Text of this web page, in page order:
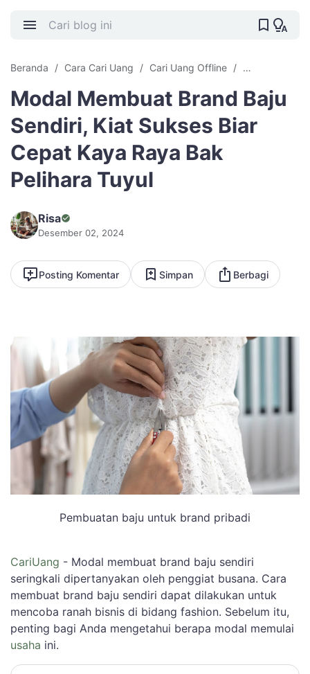
Beranda Cara Cari Uang Cari Uang Offline Modal
Modal Membuat Brand Baju
Sendiri, Kiat Sukses Biar
Cepat Kaya Raya Bak
Pelihara Tuyul
Risa
Desember 02, 2024
Posting Komentar Simpan Berbagi
Pembuatan baju untuk brand pribadi
CariUang - Modal membuat brand baju sendiri
seringkali dipertanyakan oleh penggiat busana. Cara
membuat brand baju sendiri dapat dilakukan untuk
mencoba ranah bisnis di bidang fashion. Sebelum itu,
penting bagi Anda mengetahui berapa modal memulai
usaha ini.